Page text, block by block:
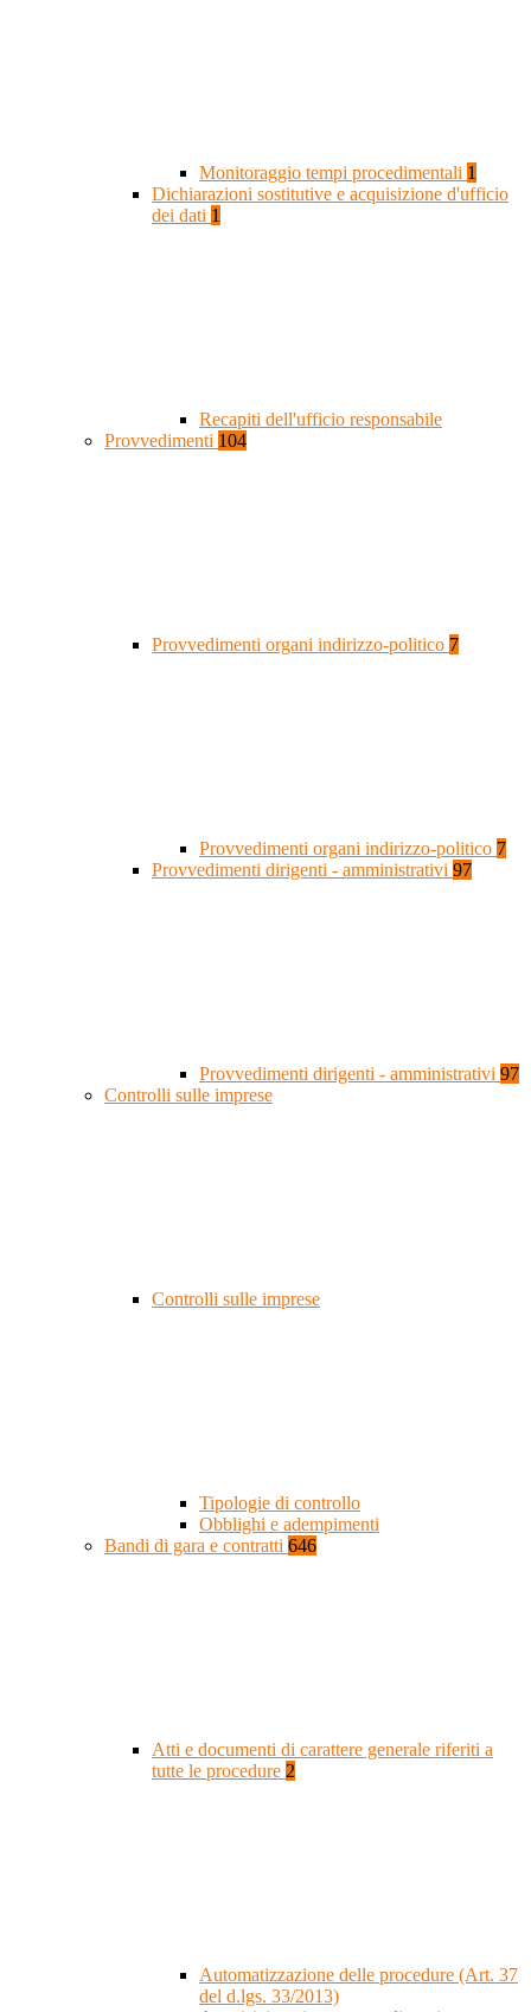
Monitoraggio tempi procedimentali 1
Dichiarazioni sostitutive e acquisizione d'ufficio
dei dati 1
Recapiti dell'ufficio responsabile
Provvedimenti 104
Provvedimenti organi indirizzo-politico 7
Provvedimenti organi indirizzo-politico 7
Provvedimenti dirigenti - amministrativi 97
Provvedimenti dirigenti - amministrativi 97
Controlli sulle imprese
Controlli sulle imprese
Tipologie di controllo
Obblighi e adempimenti
Bandi di gara e contratti 646
Atti e documenti di carattere generale riferiti a
tutte le procedure 2
Automatizzazione delle procedure (Art. 37
del d.lgs. 33/2013)